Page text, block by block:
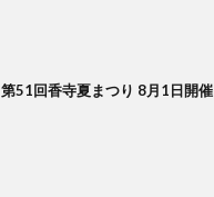
第51回香寺夏まつり 8月1日開催